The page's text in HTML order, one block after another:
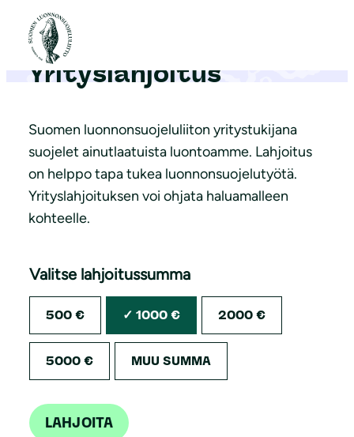
Yrityslahjoitus
Suomen luonnonsuojeluliiton yritystukijana
suojelet ainutlaatuista luontoamme. Lahjoitus
on helppo tapa tukea luonnonsuojelutyötä.
Yrityslahjoituksen voi ohjata haluamalleen
kohteelle.
Valitse lahjoitussumma
500 € 1000 € 2000 €
5000 € MUU SUMMA
LAHJOITA